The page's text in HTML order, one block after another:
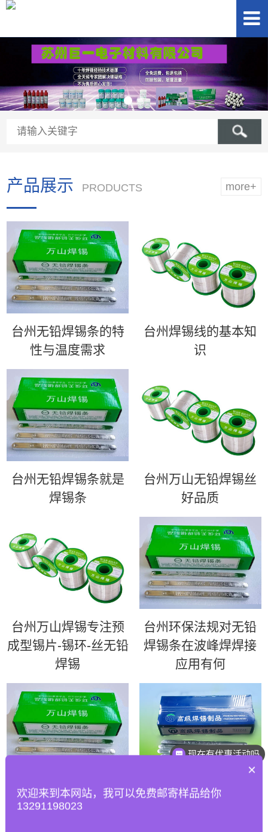
more+
产品展示 PRODUCTS
台州无铅焊锡条的特
性与温度需求
台州​焊锡线的基本知
识
台州无铅焊锡条就是
焊锡条
台州万山无铅焊锡丝
好品质
台州万山焊锡专注预
成型锡片-锡环-丝无铅
焊锡
台州环保法规对无铅
焊锡条在波峰焊焊接
应用有何
台州如何优化波峰焊
工艺参数以适应无铅
台州63锡条 | 超高性
现在有优惠活动吗
×
欢迎来到本网站，我可以免费邮寄样品给你
13291198023